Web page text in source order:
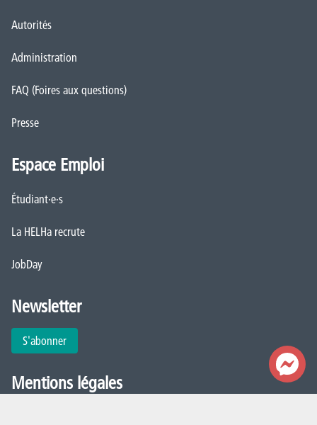
Autorités
Administration
FAQ (Foires aux questions)
Presse
Espace Emploi
Étudiant·e·s
La HELHa recrute
JobDay
Newsletter
S'abonner
Mentions légales